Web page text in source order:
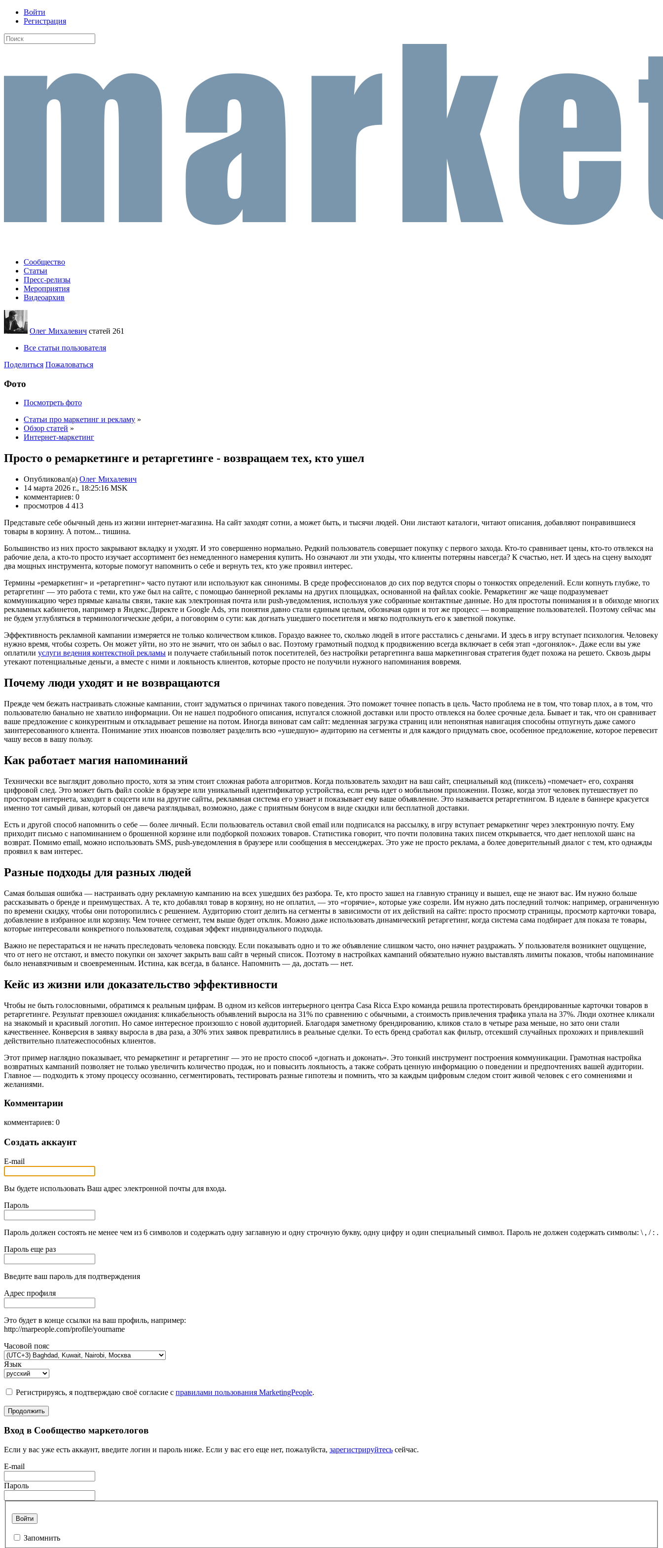
Войти
Регистрация
Сообщество
Статьи
Пресс-релизы
Мероприятия
Видеоархив
Олег Михалевич статей 261
Все статьи пользователя
Поделиться Пожаловаться
Фото
Посмотреть фото
Статьи про маркетинг и рекламу »
Обзор статей »
Интернет-маркетинг
Просто о ремаркетинге и ретаргетинге - возвращаем тех, кто ушел
Опубликовал(а) Олег Михалевич
14 марта 2026 г., 18:25:16 MSK
комментариев: 0
просмотров 4 413
Представьте себе обычный день из жизни интернет-магазина. На сайт заходят сотни, а может быть, и тысячи людей. Они листают каталоги, читают описания, добавляют понравившиеся
товары в корзину. А потом... тишина.
Большинство из них просто закрывают вкладку и уходят. И это совершенно нормально. Редкий пользователь совершает покупку с первого захода. Кто-то сравнивает цены, кто-то отвлекся на
рабочие дела, а кто-то просто изучает ассортимент без немедленного намерения купить. Но означают ли эти уходы, что клиенты потеряны навсегда? К счастью, нет. И здесь на сцену выходят
два мощных инструмента, которые помогут напомнить о себе и вернуть тех, кто уже проявил интерес.
Термины «ремаркетинг» и «ретаргетинг» часто путают или используют как синонимы. В среде профессионалов до сих пор ведутся споры о тонкостях определений. Если копнуть глубже, то
ретаргетинг — это работа с теми, кто уже был на сайте, с помощью баннерной рекламы на других площадках, основанной на файлах cookie. Ремаркетинг же чаще подразумевает
коммуникацию через прямые каналы связи, такие как электронная почта или push-уведомления, используя уже собранные контактные данные. Но для простоты понимания и в обиходе многих
рекламных кабинетов, например в Яндекс.Директе и Google Ads, эти понятия давно стали единым целым, обозначая один и тот же процесс — возвращение пользователей. Поэтому сейчас мы
не будем углубляться в терминологические дебри, а поговорим о сути: как догнать ушедшего посетителя и мягко подтолкнуть его к заветной покупке.
Эффективность рекламной кампании измеряется не только количеством кликов. Гораздо важнее то, сколько людей в итоге расстались с деньгами. И здесь в игру вступает психология. Человеку
нужно время, чтобы созреть. Он может уйти, но это не значит, что он забыл о вас. Поэтому грамотный подход к продвижению всегда включает в себя этап «догонялок». Даже если вы уже
оплатили услуги ведения контекстной рекламы и получаете стабильный поток посетителей, без настройки ретаргетинга ваша маркетинговая стратегия будет похожа на решето. Сквозь дыры
утекают потенциальные деньги, а вместе с ними и лояльность клиентов, которые просто не получили нужного напоминания вовремя.
Почему люди уходят и не возвращаются
Прежде чем бежать настраивать сложные кампании, стоит задуматься о причинах такого поведения. Это поможет точнее попасть в цель. Часто проблема не в том, что товар плох, а в том, что
пользователю банально не хватило информации. Он не нашел подробного описания, испугался сложной доставки или просто отвлекся на более срочные дела. Бывает и так, что он сравнивает
ваше предложение с конкурентным и откладывает решение на потом. Иногда виноват сам сайт: медленная загрузка страниц или непонятная навигация способны отпугнуть даже самого
заинтересованного клиента. Понимание этих нюансов позволяет разделить всю «ушедшую» аудиторию на сегменты и для каждого придумать свое, особенное предложение, которое перевесит
чашу весов в вашу пользу.
Как работает магия напоминаний
Технически все выглядит довольно просто, хотя за этим стоит сложная работа алгоритмов. Когда пользователь заходит на ваш сайт, специальный код (пиксель) «помечает» его, сохраняя
цифровой след. Это может быть файл cookie в браузере или уникальный идентификатор устройства, если речь идет о мобильном приложении. Позже, когда этот человек путешествует по
просторам интернета, заходит в соцсети или на другие сайты, рекламная система его узнает и показывает ему ваше объявление. Это называется ретаргетингом. В идеале в баннере красуется
именно тот самый диван, который он давеча разглядывал, возможно, даже с приятным бонусом в виде скидки или бесплатной доставки.
Есть и другой способ напомнить о себе — более личный. Если пользователь оставил свой email или подписался на рассылку, в игру вступает ремаркетинг через электронную почту. Ему
приходит письмо с напоминанием о брошенной корзине или подборкой похожих товаров. Статистика говорит, что почти половина таких писем открывается, что дает неплохой шанс на
возврат. Помимо email, можно использовать SMS, push-уведомления в браузере или сообщения в мессенджерах. Это уже не просто реклама, а более доверительный диалог с тем, кто однажды
проявил к вам интерес.
Разные подходы для разных людей
Самая большая ошибка — настраивать одну рекламную кампанию на всех ушедших без разбора. Те, кто просто зашел на главную страницу и вышел, еще не знают вас. Им нужно больше
рассказывать о бренде и преимуществах. А те, кто добавлял товар в корзину, но не оплатил, — это «горячие», которые уже созрели. Им нужно дать последний толчок: например, ограниченную
по времени скидку, чтобы они поторопились с решением. Аудиторию стоит делить на сегменты в зависимости от их действий на сайте: просто просмотр страницы, просмотр карточки товара,
добавление в избранное или корзину. Чем точнее сегмент, тем выше будет отклик. Можно даже использовать динамический ретаргетинг, когда система сама подбирает для показа те товары,
которые интересовали конкретного пользователя, создавая эффект индивидуального подхода.
Важно не перестараться и не начать преследовать человека повсюду. Если показывать одно и то же объявление слишком часто, оно начнет раздражать. У пользователя возникнет ощущение,
что от него не отстают, и вместо покупки он захочет закрыть ваш сайт в черный список. Поэтому в настройках кампаний обязательно нужно выставлять лимиты показов, чтобы напоминание
было ненавязчивым и своевременным. Истина, как всегда, в балансе. Напомнить — да, достать — нет.
Кейс из жизни или доказательство эффективности
Чтобы не быть голословными, обратимся к реальным цифрам. В одном из кейсов интерьерного центра Casa Ricca Expo команда решила протестировать брендированные карточки товаров в
ретаргетинге. Результат превзошел ожидания: кликабельность объявлений выросла на 31% по сравнению с обычными, а стоимость привлечения трафика упала на 37%. Люди охотнее кликали
на знакомый и красивый логотип. Но самое интересное произошло с новой аудиторией. Благодаря заметному брендированию, кликов стало в четыре раза меньше, но зато они стали
качественнее. Конверсия в заявку выросла в два раза, а 30% этих заявок превратились в реальные сделки. То есть бренд сработал как фильтр, отсекший случайных прохожих и привлекший
действительно платежеспособных клиентов.
Этот пример наглядно показывает, что ремаркетинг и ретаргетинг — это не просто способ «догнать и доконать». Это тонкий инструмент построения коммуникации. Грамотная настройка
возвратных кампаний позволяет не только увеличить количество продаж, но и повысить лояльность, а также собрать ценную информацию о поведении и предпочтениях вашей аудитории.
Главное — подходить к этому процессу осознанно, сегментировать, тестировать разные гипотезы и помнить, что за каждым цифровым следом стоит живой человек с его сомнениями и
желаниями.
Комментарии
комментариев: 0
Создать аккаунт
E-mail
Вы будете использовать Ваш адрес электронной почты для входа.
Пароль
Пароль должен состоять не менее чем из 6 символов и содержать одну заглавную и одну строчную букву, одну цифру и один специальный символ. Пароль не должен содержать символы: \ , / : .
Пароль еще раз
Введите ваш пароль для подтверждения
Адрес профиля
Это будет в конце ссылки на ваш профиль, например:
http://marpeople.com/profile/yourname
Часовой пояс
Язык
Регистрируясь, я подтверждаю своё согласие с правилами пользования MarketingPeople.
Продолжить
Вход в Сообщество маркетологов
Если у вас уже есть аккаунт, введите логин и пароль ниже. Если у вас его еще нет, пожалуйста, зарегистрируйтесь сейчас.
E-mail
Пароль
Войти
Запомнить